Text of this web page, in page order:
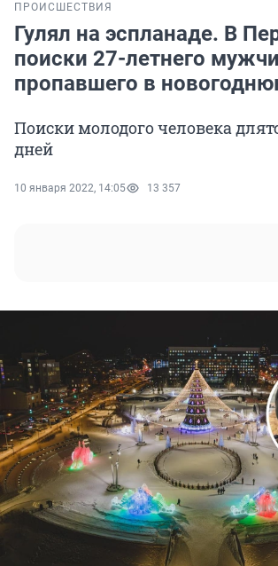
ПРОИСШЕСТВИЯ
Гулял на эспланаде. В
поиски 27-летнего
пропавшего в
Поиски молодого человека
дней
10 января 2022, 14:05 13 357